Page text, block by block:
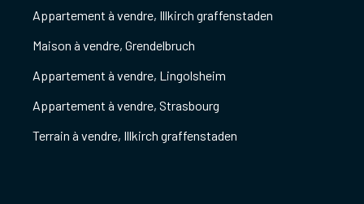
Appartement à vendre, Illkirch graffenstaden
Maison à vendre, Grendelbruch
Appartement à vendre, Lingolsheim
Appartement à vendre, Strasbourg
Terrain à vendre, Illkirch graffenstaden